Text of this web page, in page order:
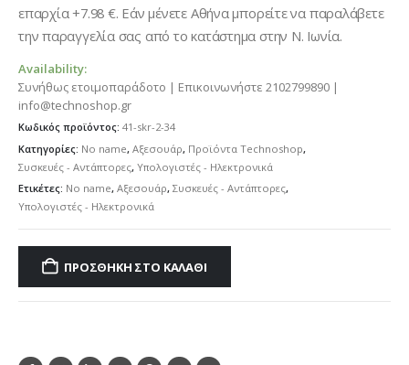
επαρχία +7.98 €. Εάν μένετε Αθήνα μπορείτε να παραλάβετε
την παραγγελία σας από το κατάστημα στην Ν. Ιωνία.
Availability:
Συνήθως ετοιμοπαράδοτο | Επικοινωνήστε 2102799890 |
info@technoshop.gr
Κωδικός προϊόντος: 41-skr-2-34
Κατηγορίες: No name, Αξεσουάρ, Προϊόντα Technoshop,
Συσκευές - Αντάπτορες, Υπολογιστές - Ηλεκτρονικά
Ετικέτες: No name, Αξεσουάρ, Συσκευές - Αντάπτορες,
Υπολογιστές - Ηλεκτρονικά
ΠΡΟΣΘΉΚΗ ΣΤΟ ΚΑΛΆΘΙ